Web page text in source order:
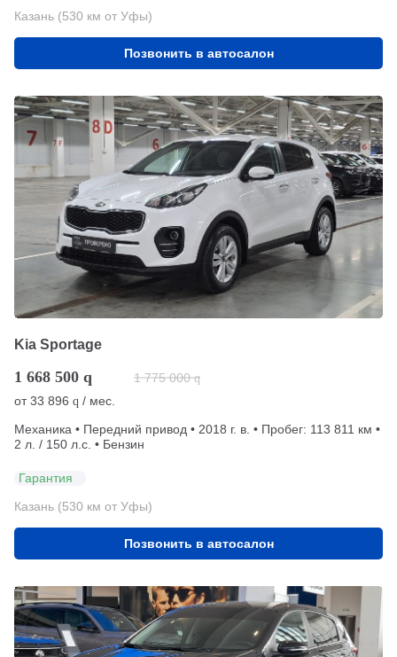
Казань (530 км от Уфы)
Позвонить в автосалон
Kia Sportage
1 668 500 q 1 775 000 q
от33 896 q / мес.
Механика • Передний привод • 2018 г. в. • Пробег: 113 811 км •
2 л. / 150 л.с. • Бензин
Гарантия
Казань (530 км от Уфы)
Позвонить в автосалон